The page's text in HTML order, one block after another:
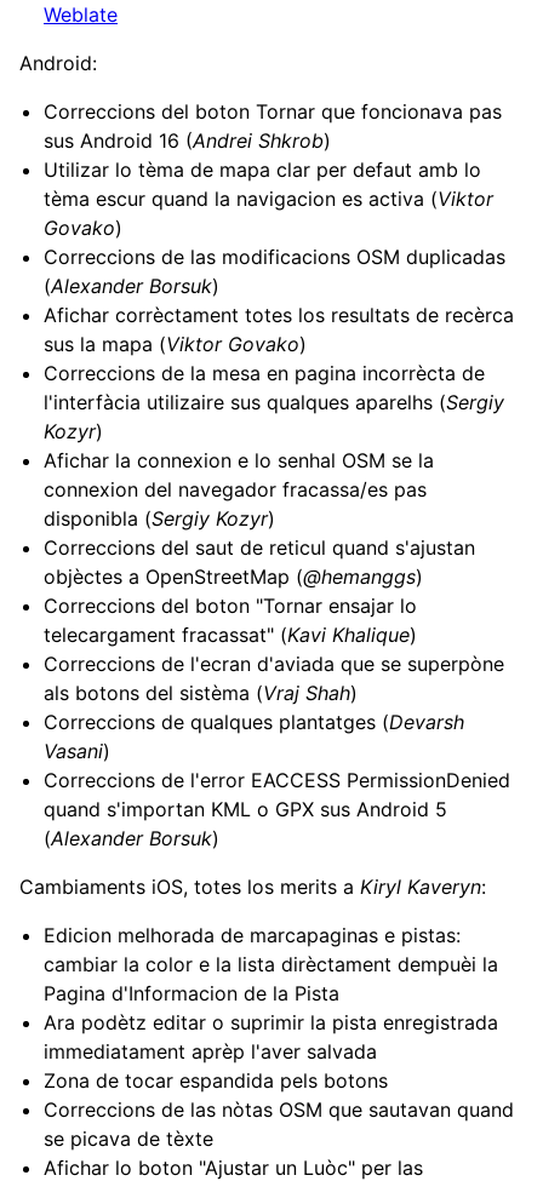
Weblate
Android:
Correccions del boton Tornar que foncionava pas
sus Android 16 (Andrei Shkrob)
Utilizar lo tèma de mapa clar per defaut amb lo
tèma escur quand la navigacion es activa (Viktor
Govako)
Correccions de las modificacions OSM duplicadas
(Alexander Borsuk)
Afichar corrèctament totes los resultats de recèrca
sus la mapa (Viktor Govako)
Correccions de la mesa en pagina incorrècta de
l'interfàcia utilizaire sus qualques aparelhs (Sergiy
Kozyr)
Afichar la connexion e lo senhal OSM se la
connexion del navegador fracassa/es pas
disponibla (Sergiy Kozyr)
Correccions del saut de reticul quand s'ajustan
objèctes a OpenStreetMap (@hemanggs)
Correccions del boton "Tornar ensajar lo
telecargament fracassat" (Kavi Khalique)
Correccions de l'ecran d'aviada que se superpòne
als botons del sistèma (Vraj Shah)
Correccions de qualques plantatges (Devarsh
Vasani)
Correccions de l'error EACCESS PermissionDenied
quand s'importan KML o GPX sus Android 5
(Alexander Borsuk)
Cambiaments iOS, totes los merits a Kiryl Kaveryn:
Edicion melhorada de marcapaginas e pistas:
cambiar la color e la lista dirèctament dempuèi la
Pagina d'Informacion de la Pista
Ara podètz editar o suprimir la pista enregistrada
immediatament aprèp l'aver salvada
Zona de tocar espandida pels botons
Correccions de las nòtas OSM que sautavan quand
se picava de tèxte
Afichar lo boton "Ajustar un Luòc" per las